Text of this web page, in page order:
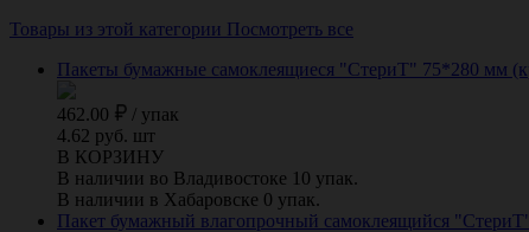
Товары из этой категории Посмотреть все
Пакеты бумажные самоклеящиеся "СтериТ" 75*280 мм
462.00 / упак
4.62 руб. шт
В КОРЗИНУ
В наличии во Владивостоке 10 упак.
В наличии в Хабаровске 0 упак.
Пакет бумажный влагопрочный самоклеящийся